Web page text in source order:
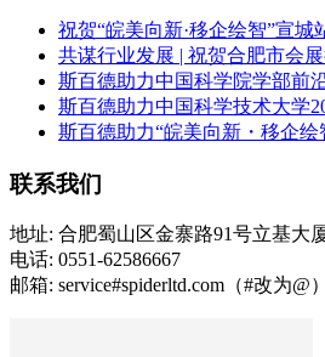
祝贺“皖美向新·移企绘智”宣城
共谋行业发展 | 祝贺合肥市会
斯百德助力中国科学院学部前
斯百德助力中国科学技术大学
斯百德助力“皖美向新・移企
联系我们
地址: 合肥蜀山区金寨路91号立基大
电话: 0551-62586667
邮箱: service#spiderltd.com（#改为@）